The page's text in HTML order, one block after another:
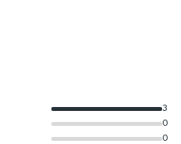
0
0
3